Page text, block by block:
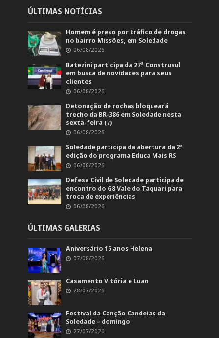
ÚLTIMAS NOTÍCIAS
Homem é preso por tráfico de drogas
no bairro Missões, em Soledade
06/08/2026
Batezini participa da 27ª Construsul
em busca de novidades para seus
clientes
06/08/2026
Detonação de rochas bloqueará
trecho da BR-386 em Soledade nesta
sexta-feira (7)
06/08/2026
Soledade participa da abertura da 2ª
edição do programa Educa Mais RS
06/08/2026
Defesa Civil de Soledade participa de
encontro do G8 Vale do Taquari para
troca de experiências
06/08/2026
ÚLTIMAS GALERIAS
Aniversário 15 anos Helena
07/08/2026
Casamento Vitória e Luan
28/07/2026
Festival da Canção Candeias da
Soledade – domingo
27/07/2026